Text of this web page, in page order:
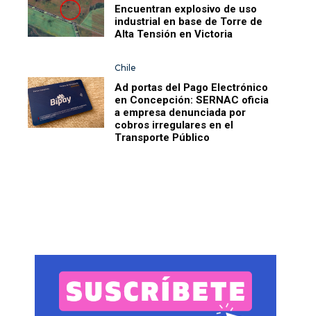
Encuentran explosivo de uso
industrial en base de Torre de
Alta Tensión en Victoria
Chile
Ad portas del Pago Electrónico
en Concepción: SERNAC oficia
a empresa denunciada por
cobros irregulares en el
Transporte Público